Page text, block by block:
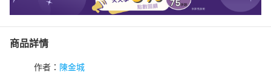
商品詳情
作者： 陳金城